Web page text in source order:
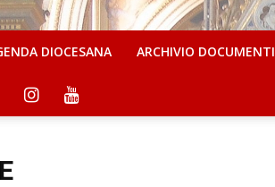
DIOCESANA ARCHIVIO DOCUMENTI